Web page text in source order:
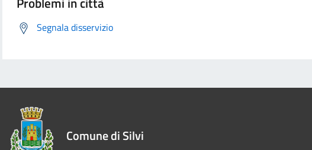
Segnala disservizio
Comune di Silvi